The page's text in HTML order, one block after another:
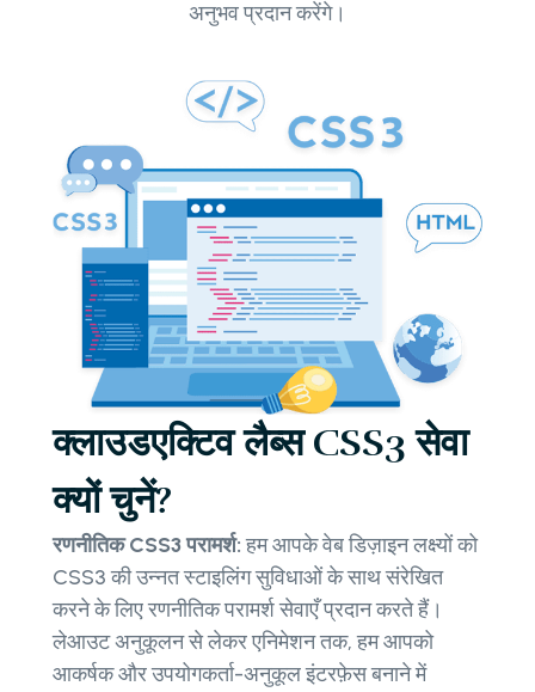
अनुभव प्रदान करेंगे।
क्लाउडएक्टिव लैब्स CSS3 सेवा
क्यों चुनें?
रणनीतिक CSS3 परामर्श:हम आपके वेब डिज़ाइन लक्ष्यों को
CSS3 की उन्नत स्टाइलिंग सुविधाओं के साथ संरेखित
करने के लिए रणनीतिक परामर्श सेवाएँ प्रदान करते हैं।
लेआउट अनुकूलन से लेकर एनिमेशन तक, हम आपको
आकर्षक और उपयोगकर्ता-अनुकूल इंटरफ़ेस बनाने में